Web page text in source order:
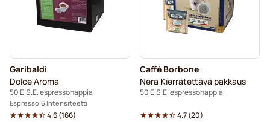
Garibaldi
Dolce Aroma
50 E.S.E. espressonappia
Espresso 6 Intensiteetti
4.6(166)
Caffè Borbone
Nera Kierrätettävä pakkaus
50 E.S.E. espressonappia
4.7(20)